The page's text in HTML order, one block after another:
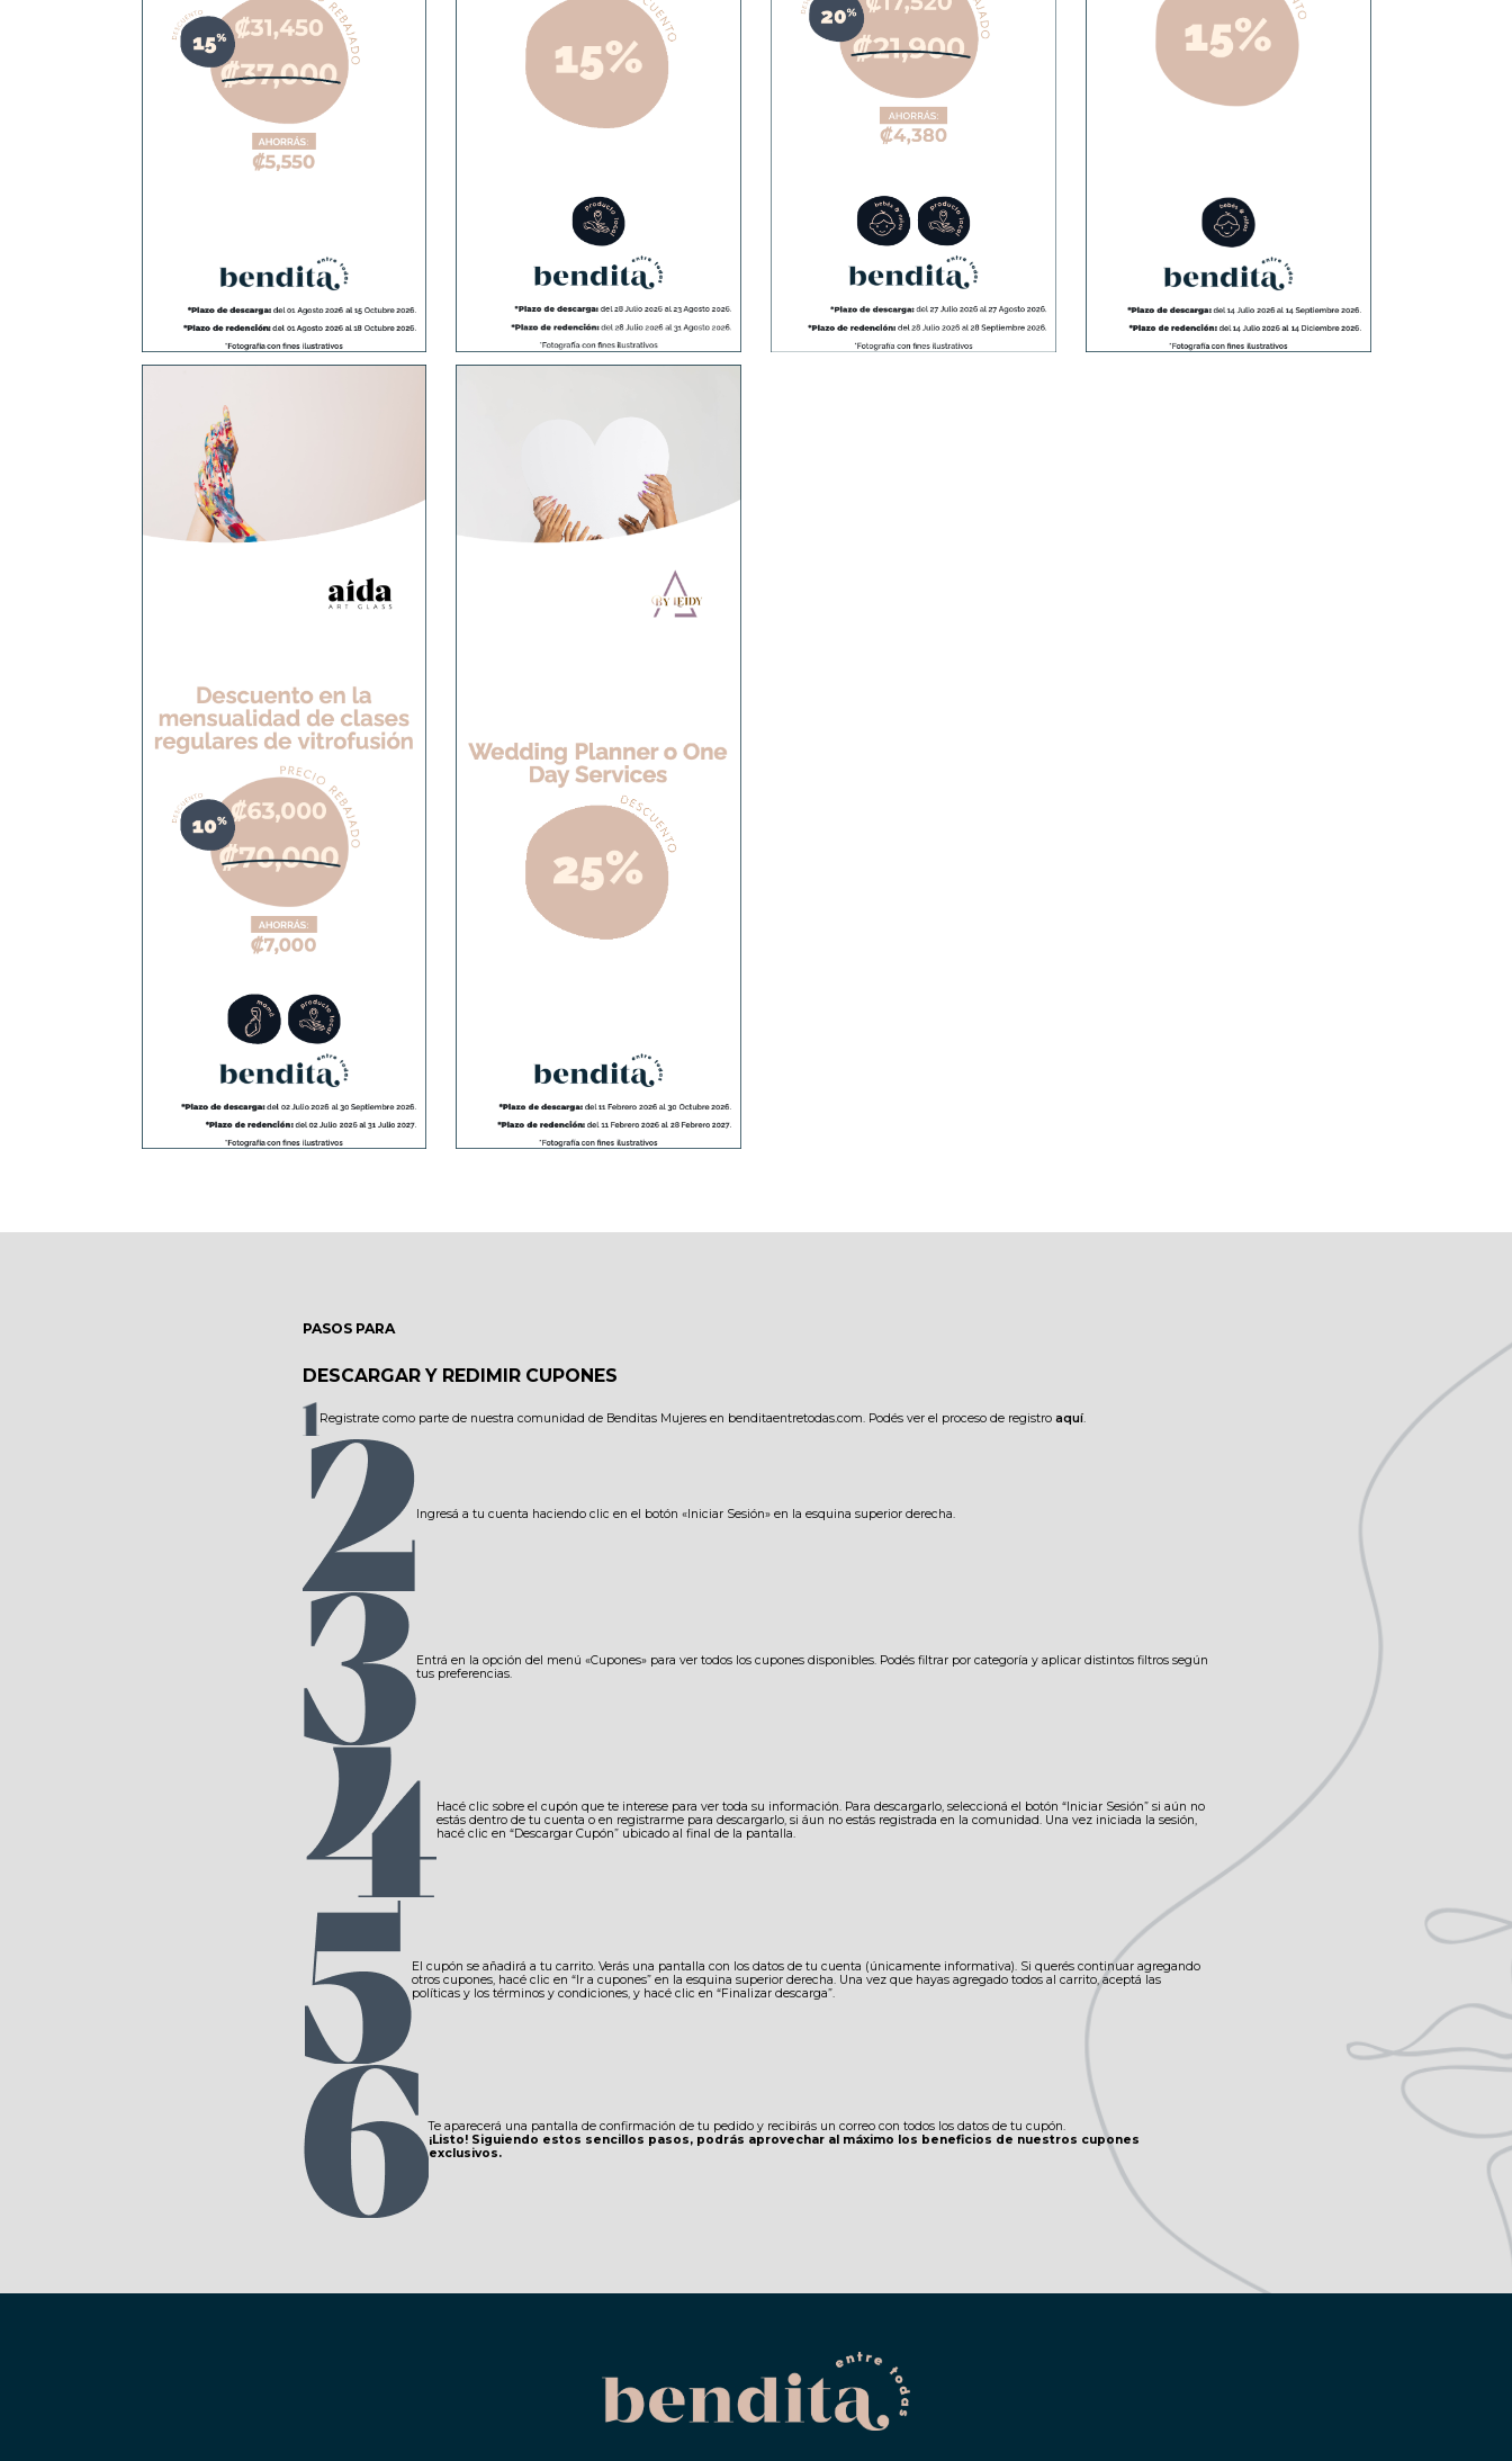
PASOS PARA
DESCARGAR Y REDIMIR CUPONES
Registrate como parte de nuestra comunidad de Benditas Mujeres en benditaentretodas.com. Podés ver el proceso de registro aquí.
Ingresá a tu cuenta haciendo clic en el botón «Iniciar Sesión» en la esquina superior derecha.
Entrá en la opción del menú «Cupones» para ver todos los cupones disponibles. Podés filtrar por categoría y aplicar distintos filtros según
tus preferencias.
Hacé clic sobre el cupón que te interese para ver toda su información. Para descargarlo, seleccioná el botón “Iniciar Sesión” si aún no
estás dentro de tu cuenta o en registrarme para descargarlo, si áun no estás registrada en la comunidad. Una vez iniciada la sesión,
hacé clic en “Descargar Cupón” ubicado al final de la pantalla.
El cupón se añadirá a tu carrito. Verás una pantalla con los datos de tu cuenta (únicamente informativa). Si querés continuar agregando
otros cupones, hacé clic en “Ir a cupones” en la esquina superior derecha. Una vez que hayas agregado todos al carrito, aceptá las
políticas y los términos y condiciones, y hacé clic en “Finalizar descarga”.
Te aparecerá una pantalla de confirmación de tu pedido y recibirás un correo con todos los datos de tu cupón.
¡Listo! Siguiendo estos sencillos pasos, podrás aprovechar al máximo los beneficios de nuestros cupones
exclusivos.